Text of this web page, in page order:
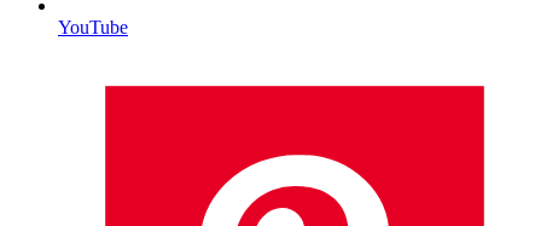
YouTube